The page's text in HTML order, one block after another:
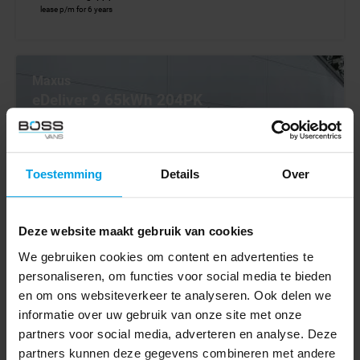
Toestemming Details Over
Deze website maakt gebruik van cookies
We gebruiken cookies om content en advertenties te
personaliseren, om functies voor social media te bieden
en om ons websiteverkeer te analyseren. Ook delen we
informatie over uw gebruik van onze site met onze
partners voor social media, adverteren en analyse. Deze
partners kunnen deze gegevens combineren met andere
lease p/m for 6 years
Maxus
Nieuw! Open Laadbak 172km WLTP 100% Elektrisch Airco
Adaptieve Cruise Carplay Pritische Pickup Open Box
Euro 6
BV001023
€ 24.945
Excl. VAT
€ 411